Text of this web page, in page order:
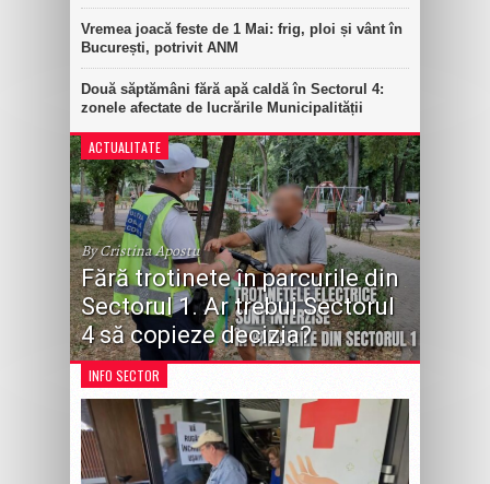
Vremea joacă feste de 1 Mai: frig, ploi și vânt în
București, potrivit ANM
Două săptămâni fără apă caldă în Sectorul 4:
zonele afectate de lucrările Municipalității
ACTUALITATE
By Cristina Apostu
Fără trotinete în parcurile din
Sectorul 1. Ar trebui Sectorul
4 să copieze decizia?
INFO SECTOR